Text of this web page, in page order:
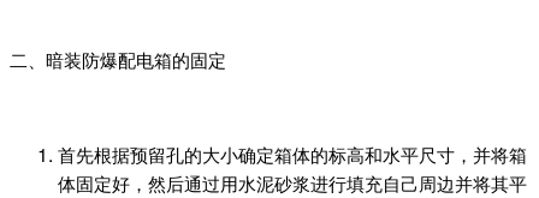
二、暗装防爆配电箱的固定
首先根据预留孔的大小确定箱体的标高和水平尺寸，并将箱
体固定好，然后通过用水泥砂浆进行填充自己周边并将其平